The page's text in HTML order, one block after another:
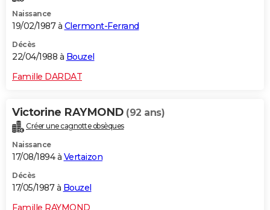
Naissance
19/02/1987 à Clermont-Ferrand
Décès
22/04/1988 à Bouzel
Famille DARDAT
Victorine RAYMOND (92 ans)
Créer une cagnotte obsèques
Naissance
17/08/1894 à Vertaizon
Décès
17/05/1987 à Bouzel
Famille RAYMOND